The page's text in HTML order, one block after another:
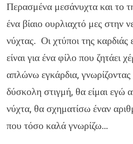
Περασμένα μεσάνυχτα και το
ένα βίαιο ουρλιαχτό μες στην
νύχτας. Οι χτύποι της καρδιάς
είναι για ένα φίλο που ζητάει
απλώνω εγκάρδια,
δύσκολη στιγμή, θα είμαι εγώ
νύχτα, θα σχηματίσω έναν
που τόσο καλά γνωρίζω…